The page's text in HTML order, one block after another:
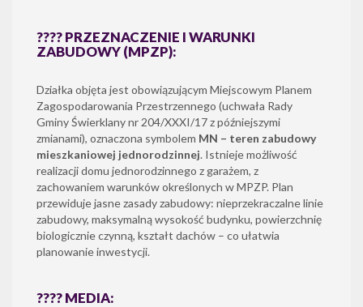
???? PRZEZNACZENIE I WARUNKI
ZABUDOWY (MPZP):
Działka objęta jest obowiązującym Miejscowym Planem
Zagospodarowania Przestrzennego (uchwała Rady
Gminy Świerklany nr 204/XXXI/17 z późniejszymi
zmianami), oznaczona symbolem MN – teren zabudowy
mieszkaniowej jednorodzinnej. Istnieje możliwość
realizacji domu jednorodzinnego z garażem, z
zachowaniem warunków określonych w MPZP. Plan
przewiduje jasne zasady zabudowy: nieprzekraczalne linie
zabudowy, maksymalną wysokość budynku, powierzchnię
biologicznie czynną, kształt dachów – co ułatwia
planowanie inwestycji.
???? MEDIA: